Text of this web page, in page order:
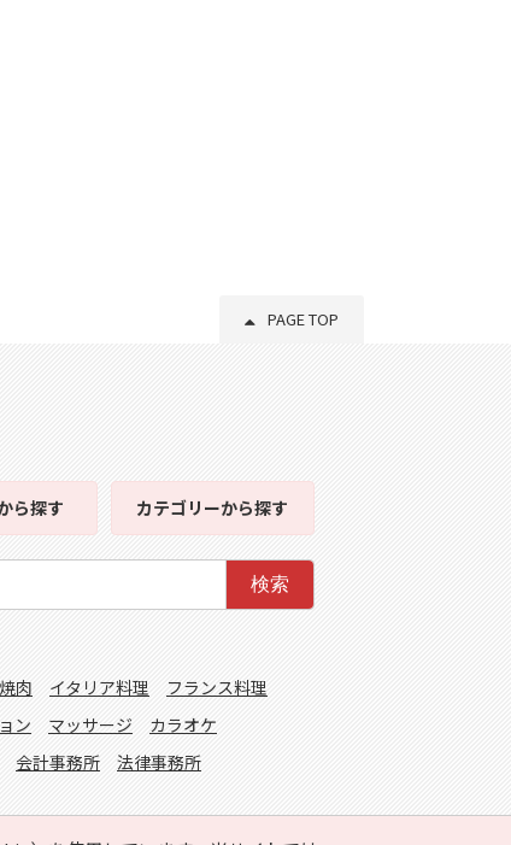
PAGE TOP
ら探す カテゴリーから探す
検索
焼肉 イタリア料理
フランス料理
ン マッサージ
カラオケ
会計事務所 法律事務所